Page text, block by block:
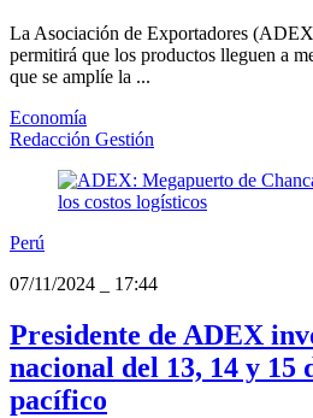
La Asociación de Exportadores
permitirá que los productos lleguen a
que se amplíe la ...
Economía
Redacción Gestión
Perú
07/11/2024
17:44
Presidente de ADEX
nacional del 13, 14 y 15
pacífico